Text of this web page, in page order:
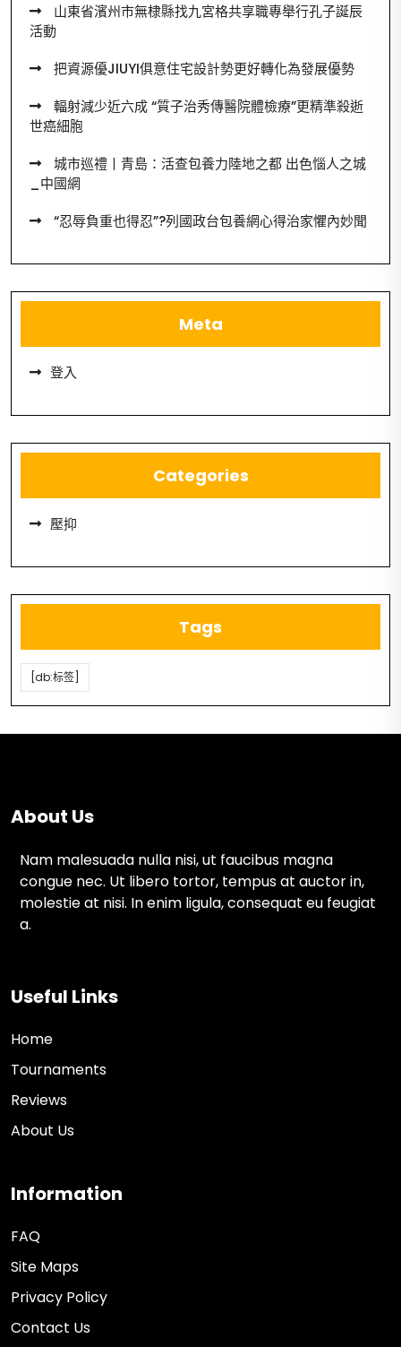
山東省濱州市無棣縣找九宮格共享職專舉行孔子誕辰
活動
把資源優JIUYI俱意住宅設計勢更好轉化為發展優勢
輻射減少近六成 “質子治秀傳醫院體檢療”更精準殺逝
世癌細胞
城市巡禮丨青島：活查包養力陸地之都 出色惱人之城
_中國網
“忍辱負重也得忍”?列國政台包養網心得治家懼內妙聞
Meta
登入
Categories
壓抑
Tags
[db:标签]
About Us
Nam malesuada nulla nisi, ut faucibus magna
congue nec. Ut libero tortor, tempus at auctor in,
molestie at nisi. In enim ligula, consequat eu feugiat
a.
Useful Links
Home
Tournaments
Reviews
About Us
Information
FAQ
Site Maps
Privacy Policy
Contact Us